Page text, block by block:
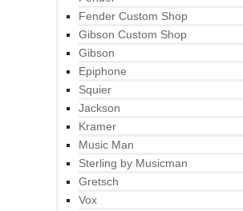
Fender Custom Shop
Gibson Custom Shop
Gibson
Epiphone
Squier
Jackson
Kramer
Music Man
Sterling by Musicman
Gretsch
Vox